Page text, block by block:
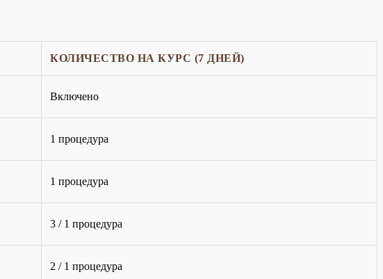
КОЛИЧЕСТВО НА КУРС (7 ДНЕЙ)
Включено
1 процедура
1 процедура
3 / 1 процедура
2 / 1 процедура